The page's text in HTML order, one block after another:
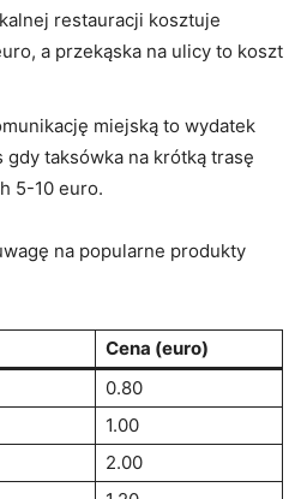
restauracji kosztuje
a przekąska na ulicy to koszt
miejską to‍ wydatek
gdy taksówka na krótką trasę
5-10 ⁢euro.
na popularne produkty
Cena (euro)
0.80
1.00
2.00